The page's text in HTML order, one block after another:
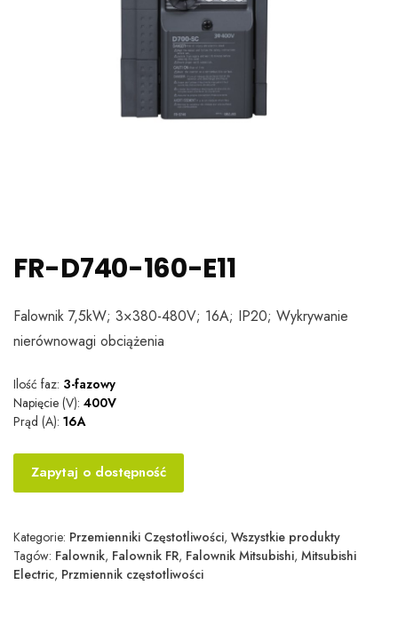
FR-D740-160-E11
Falownik 7,5kW; 3×380-480V; 16A; IP20; Wykrywanie
nierównowagi obciążenia
Ilość faz: 3-fazowy
Napięcie (V): 400V
Prąd (A): 16A
Zapytaj o dostępność
Kategorie: Przemienniki Częstotliwości, Wszystkie produkty
Tagów: Falownik, Falownik FR, Falownik Mitsubishi, Mitsubishi
Electric, Przmiennik częstotliwości